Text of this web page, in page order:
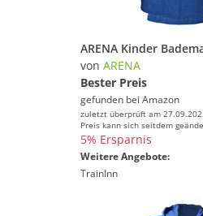
von ARENA
Bester Preis
gefunden bei Amazon
zuletzt überprüft am
Preis kann sich seitdem
5% Ersparnis
Weitere Angebote:
TrainInn